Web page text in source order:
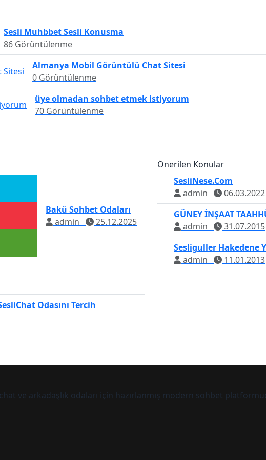
Sesli Muhbbet Sesli Konusma
86 Görüntülenme
Almanya Mobil Görüntülü Chat Sitesi
0 Görüntülenme
üye olmadan sohbet etmek istiyorum
70 Görüntülenme
Bakü Sohbet Odaları
admin
25.12.2025
Odasını Tercih
Önerilen Konular
SesliNese.Com
admin
06.03.2022
GÜNEY İNŞAAT
admin
31.07.2015
Sesliguller Hakedene
admin
11.01.2013
ve arkadaşlık odaları için hazırlanmış modern sohbet